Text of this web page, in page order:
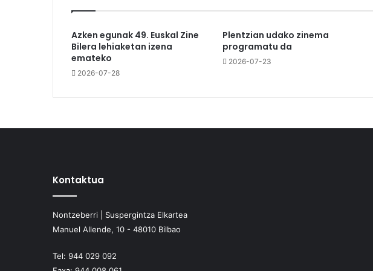
Azken egunak 49. Euskal Zine
Bilera lehiaketan izena
emateko
2026-07-28
Plentzian udako zinema
programatu da
2026-07-23
Kontaktua
Nontzeberri | Suspergintza Elkartea
Manuel Allende, 10 - 48010 Bilbao
Tel: 944 029 092